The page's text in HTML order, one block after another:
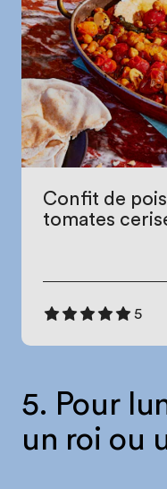
Confit de
tomates
5
5. Pour
un roi ou